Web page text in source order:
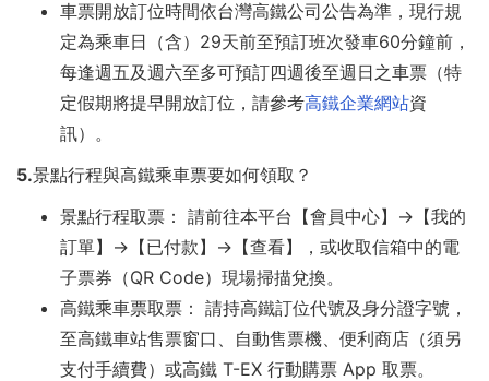
車票開放訂位時間依台灣高鐵公司公告為準，現行規
定為乘車日（含）29天前至預訂班次發車60分鐘前，
每逢週五及週六至多可預訂四週後至週日之車票（特
定假期將提早開放訂位，請參考高鐵企業網站資
訊）。
5.景點行程與高鐵乘車票要如何領取？
景點行程取票： 請前往本平台【會員中心】→【我的
訂單】→【已付款】→【查看】，或收取信箱中的電
子票券（QR Code）現場掃描兌換。
高鐵乘車票取票： 請持高鐵訂位代號及身分證字號，
至高鐵車站售票窗口、自動售票機、便利商店（須另
支付手續費）或高鐵 T-EX 行動購票 App 取票。